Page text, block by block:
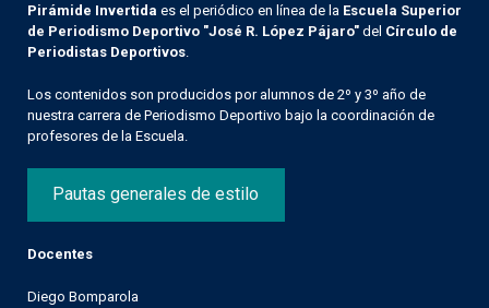
Pirámide Invertida es el periódico en línea de la Escuela Superior
de Periodismo Deportivo "José R. López Pájaro" del Círculo de
Periodistas Deportivos
Los contenidos son producidos por alumnos de 2º y 3º año de
nuestra carrera de Periodismo Deportivo bajo la coordinación de
profesores de la Escuela.
Pautas generales de estilo
Docentes
Diego Bomparola